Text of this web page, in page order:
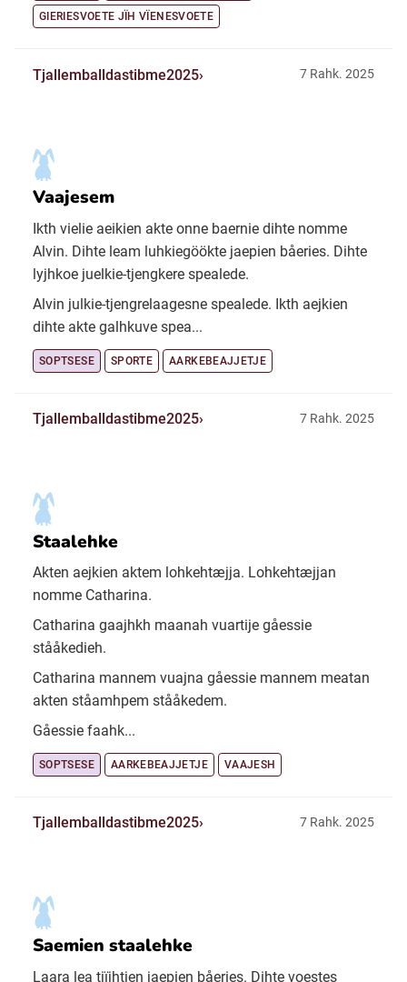
GIERIESVOETE JÏH VÏENESVOETE
Tjallemballdastibme2025 7 Rahk. 2025
Vaajesem
Ikth vielie aeikien akte onne baernie dihte nomme
Alvin. Dihte leam luhkiegöökte jaepien båeries. Dihte
lyjhkoe juelkie-tjengkere spealede.
Alvin julkie-tjengrelaagesne spealede. Ikth aejkien
dihte akte galhkuve spea...
SOPTSESE SPORTE AARKEBEAJJETJE
Tjallemballdastibme2025 7 Rahk. 2025
Staalehke
Akten aejkien aktem lohkehtæjja. Lohkehtæjjan
nomme Catharina.
Catharina gaajhkh maanah vuartije gåessie
stååkedieh.
Catharina mannem vuajna gåessie mannem meatan
akten ståamhpem stååkedem.
Gåessie faahk...
SOPTSESE AARKEBEAJJETJE VAAJESH
Tjallemballdastibme2025 7 Rahk. 2025
Saemien staalehke
Laara lea tjïjhtjen jaepien båeries. Dihte voestes